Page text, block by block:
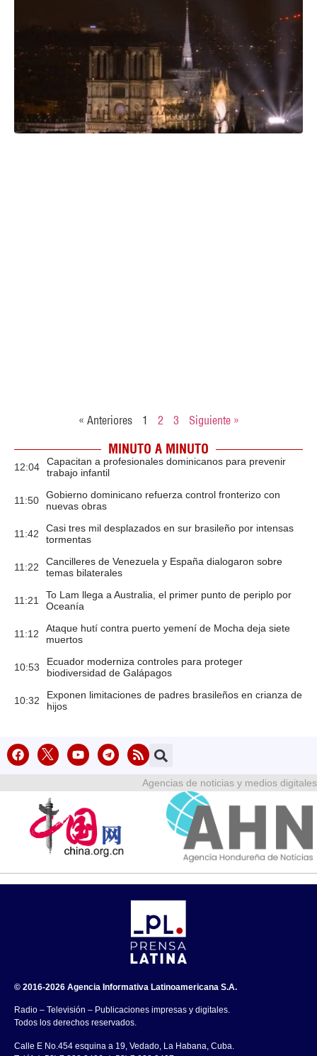
« Anteriores 1 2 3 Siguiente »
MINUTO A MINUTO
12:04
Capacitan a profesionales dominicanos para prevenir
trabajo infantil
11:50
Gobierno dominicano refuerza control fronterizo con
nuevas obras
11:42
Casi tres mil desplazados en sur brasileño por intensas
tormentas
11:22
Cancilleres de Venezuela y España dialogaron sobre
temas bilaterales
11:21
To Lam llega a Australia, el primer punto de periplo por
Oceanía
11:12
Ataque hutí contra puerto yemení de Mocha deja siete
muertos
10:53
Ecuador moderniza controles para proteger
biodiversidad de Galápagos
10:32
Exponen limitaciones de padres brasileños en crianza de
hijos
Agencias de noticias y medios digitales
© 2016-2026 Agencia Informativa Latinoamericana S.A.
Radio – Televisión – Publicaciones impresas y digitales.
Todos los derechos reservados.
Calle E No.454 esquina a 19, Vedado, La Habana, Cuba.